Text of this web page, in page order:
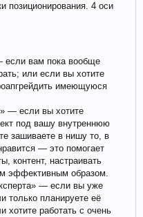
позиционирования. 4 оси
если вам пока вообще
или если вы хотите
имеющуюся
— если вы хотите
под вашу внутреннюю
зашиваете в нишу то, в
— это помогает
контент, настраивать
эффективным образом.
— если вы уже
только планируете её
хотите работать с очень